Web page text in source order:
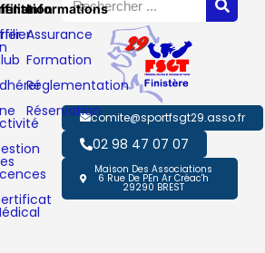
comite@sportfsgt29.asso.fr
02 98 47 07 07
Maison Des Associations
6 Rue De PEn Ar Créac'h
29290 BREST
Informations
Assurance
Formation
Réglementation
Réservation